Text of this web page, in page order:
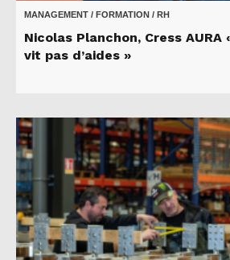
MANAGEMENT / FORMATION / RH
Nicolas Planchon, Cress AURA
vit pas d’aides »